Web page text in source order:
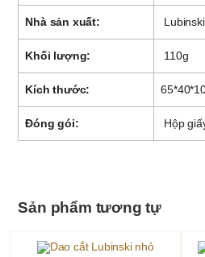
Nhà sản xuất: Lubinski
Khối lượng: 110g
Kích thước:
Đóng gói: Hộp
Sản phẩm tương tự